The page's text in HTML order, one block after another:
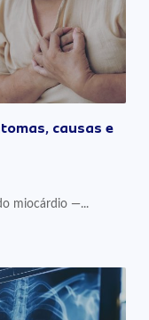
causas e
miocárdio —...